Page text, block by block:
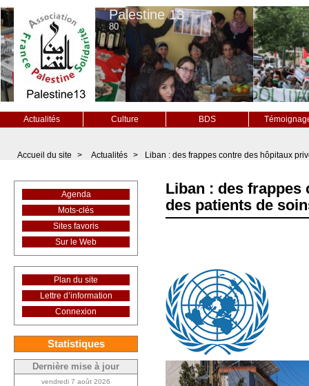
Palestine 13
80
Actualités Culture BDS
Accueil du site > Actualités > Liban : des frappes contre des hôpitaux
Liban : des frappes
des patients de
Agenda
Mots-clés
Sites favoris
Sur le Web
Plan du site
Lettre d’information
Connexion
Statistiques
Dernière mise à jour
vendredi 7 août 2026